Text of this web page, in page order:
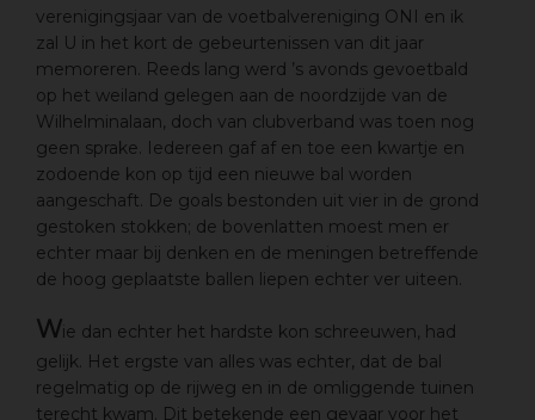
verenigingsjaar van de voetbalvereniging ONI en ik
zal U in het kort de gebeurtenissen van dit jaar
memoreren. Reeds lang werd ’s avonds gevoetbald
op het weiland gelegen aan de noordzijde van de
Wilhelminalaan, doch van clubverband was toen nog
geen sprake. Iedereen gaf af en toe een kwartje en
zodoende kon op tijd een nieuwe bal worden
aangeschaft. De goals bestonden uit vier in de grond
gestoken stokken; de bovenlatten moest men er
echter maar bij denken en de meningen betreffende
de hoog geplaatste ballen liepen echter ver uiteen.
Wie dan echter het hardste kon schreeuwen, had
gelijk. Het ergste van alles was echter, dat de bal
regelmatig op de rijweg en in de omliggende tuinen
terecht kwam. Dit betekende een gevaar voor het